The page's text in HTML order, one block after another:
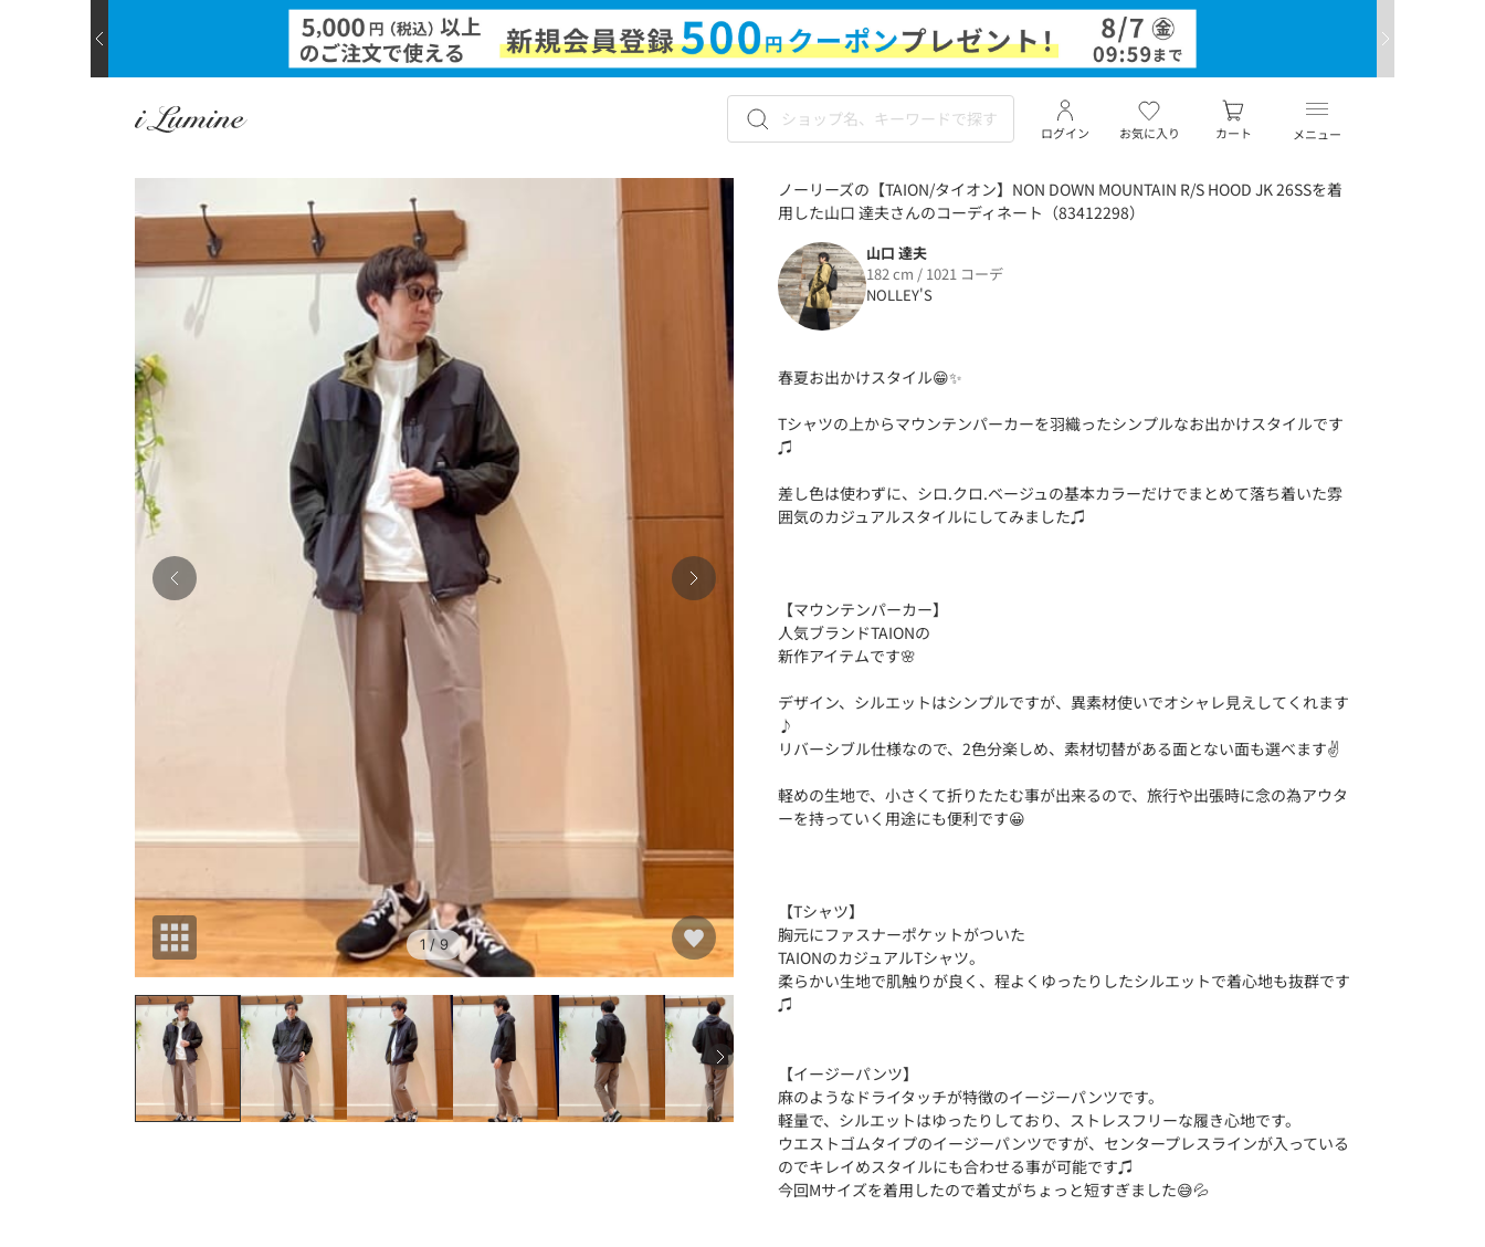
メニュー
お気に入り
ログイン カート
1/ 9
ノーリーズの【TAION/タイオン】NON DOWN MOUNTAIN R/S HOOD JK 26SSを着
用した山口 達夫さんのコーディネート（83412298）
山口 達夫
182 cm / 1021 コーデ
NOLLEY'S
春夏お出かけスタイル😁✨
Tシャツの上からマウンテンパーカーを羽織ったシンプルなお出かけスタイルです
♫
差し色は使わずに、シロ.クロ.ベージュの基本カラーだけでまとめて落ち着いた雰
囲気のカジュアルスタイルにしてみました♫
【マウンテンパーカー】
人気ブランドTAIONの
新作アイテムです🌸
デザイン、シルエットはシンプルですが、異素材使いでオシャレ見えしてくれます
♪
リバーシブル仕様なので、2色分楽しめ、素材切替がある面とない面も選べます✌️
軽めの生地で、小さくて折りたたむ事が出来るので、旅行や出張時に念の為アウタ
ーを持っていく用途にも便利です😀
【Tシャツ】
胸元にファスナーポケットがついた
TAIONのカジュアルTシャツ。
柔らかい生地で肌触りが良く、程よくゆったりしたシルエットで着心地も抜群です
♫
【イージーパンツ】
麻のようなドライタッチが特徴のイージーパンツです。
軽量で、シルエットはゆったりしており、ストレスフリーな履き心地です。
ウエストゴムタイプのイージーパンツですが、センタープレスラインが入っている
のでキレイめスタイルにも合わせる事が可能です♫
今回Mサイズを着用したので着丈がちょっと短すぎました😅💦